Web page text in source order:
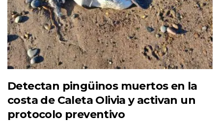
Detectan pingüinos muertos en la
costa de Caleta Olivia y activan un
protocolo preventivo